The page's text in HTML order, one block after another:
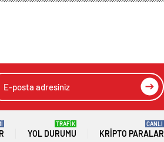
YOL DURUMU
TRAFİK
KRIPTO PARALAR
CANLI